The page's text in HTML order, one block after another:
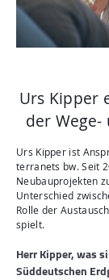
Suche
Urs Kipper
der
Urs Kipper ist
terranets bw. Seit
Neubauprojekten
Unterschied
Rolle der
spielt.
Herr Kipper, was
Süddeutschen